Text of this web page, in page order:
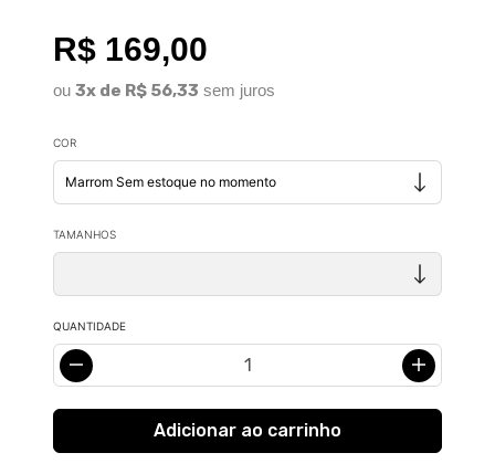
R$ 169,00
ou 3x de R$ 56,33 sem juros
COR
TAMANHOS
QUANTIDADE